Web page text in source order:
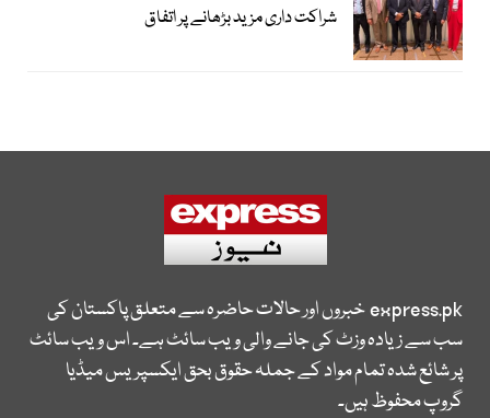
شراکت داری مزید بڑھانے پر اتفاق
express.pkخبروں اور حالات حاضرہ سے متعلق پاکستان کی
سب سے زیادہ وزٹ کی جانے والی ویب سائٹ ہے۔ اس ویب سائٹ
پر شائع شدہ تمام مواد کے جملہ حقوق بحق ایکسپریس میڈیا
گروپ محفوظ ہیں۔